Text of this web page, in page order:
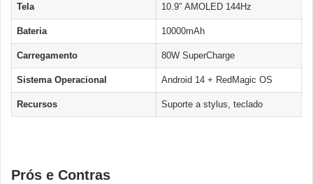
Tela 10.9″ AMOLED 144Hz
Bateria 10000mAh
Carregamento 80W SuperCharge
Sistema Operacional Android 14 + RedMagic OS
Recursos Suporte a stylus, teclado
Prós e Contras